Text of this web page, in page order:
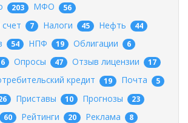
203 МФО 56
7 Налоги 45 Нефть 44
54 НПФ 19 Облигации 6
Опросы 47 Отзыв лицензии 17
кредит 19 Почта 5
Приставы 10 Прогнозы 23
60 Рейтинги 20 Реклама 8